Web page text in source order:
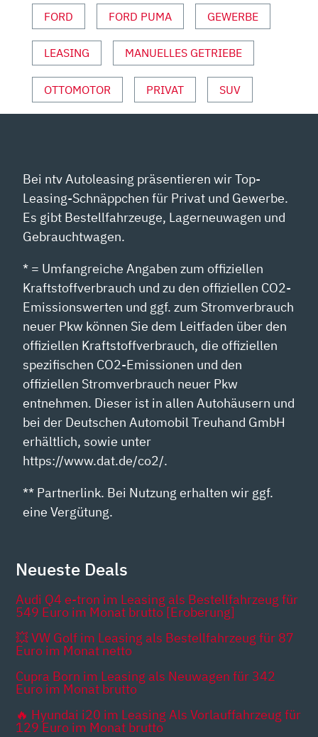
MOTOR
SPORT“
VON
YOUTUBE
ANZEIGEN
FORD FORD PUMA GEWERBE
LEASING MANUELLES GETRIEBE
OTTOMOTOR PRIVAT SUV
Bei ntv Autoleasing präsentieren wir Top-
Leasing-Schnäppchen für Privat und Gewerbe.
Es gibt Bestellfahrzeuge, Lagerneuwagen und
Gebrauchtwagen.
* = Umfangreiche Angaben zum offiziellen
Kraftstoffverbrauch und zu den offiziellen CO2-
Emissionswerten und ggf. zum Stromverbrauch
neuer Pkw können Sie dem Leitfaden über den
offiziellen Kraftstoffverbrauch, die offiziellen
spezifischen CO2-Emissionen und den
offiziellen Stromverbrauch neuer Pkw
entnehmen. Dieser ist in allen Autohäusern und
bei der Deutschen Automobil Treuhand GmbH
erhältlich, sowie unter
https://www.dat.de/co2/.
** Partnerlink. Bei Nutzung erhalten wir ggf.
eine Vergütung.
Neueste Deals
Audi Q4 e-tron im Leasing als Bestellfahrzeug für
549 Euro im Monat brutto [Eroberung]
💥 VW Golf im Leasing als Bestellfahrzeug für 87
Euro im Monat netto
Cupra Born im Leasing als Neuwagen für 342
Euro im Monat brutto
🔥 Hyundai i20 im Leasing Als Vorlauffahrzeug für
129 Euro im Monat brutto